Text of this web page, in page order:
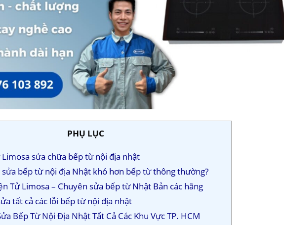
PHỤ LỤC
sửa chữa bếp từ nội địa nhật
sửa bếp từ nội địa Nhật khó hơn bếp từ thông thường?
Tử Limosa – Chuyên sửa bếp từ Nhật Bản các hãng
tất cả các lỗi bếp từ nội địa nhật
Bếp Từ Nội Địa Nhật Tất Cả Các Khu Vực TP. HCM